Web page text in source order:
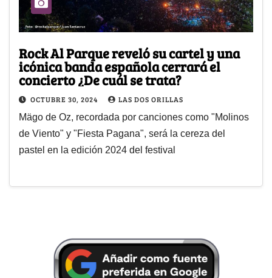
Rock Al Parque reveló su cartel y una
icónica banda española cerrará el
concierto ¿De cuál se trata?
OCTUBRE 30, 2024 LAS DOS ORILLAS
Mägo de Oz, recordada por canciones como "Molinos
de Viento" y "Fiesta Pagana", será la cereza del
pastel en la edición 2024 del festival